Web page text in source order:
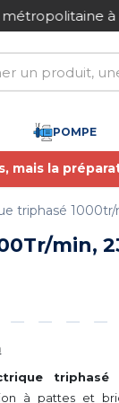
sécurisé
POMPE
mais la
triphasé 1000tr/
min,
triphasé
à pattes et